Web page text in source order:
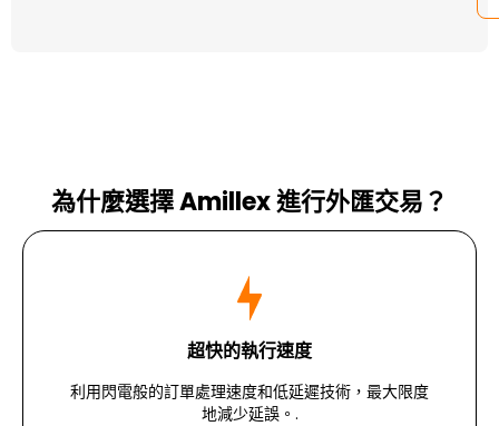
為什麼選擇 Amillex 進行外匯交易？
超快的執行速度
利用閃電般的訂單處理速度和低延遲技術，最大限度
地減少延誤。.